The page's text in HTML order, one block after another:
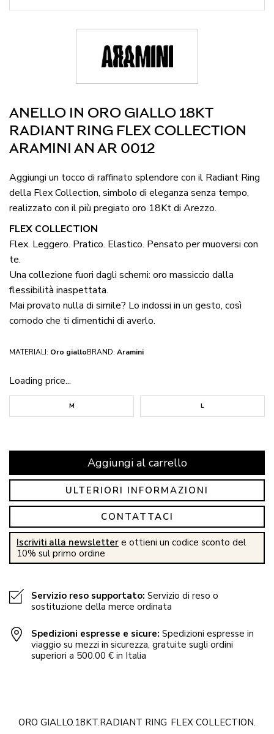
ANELLO IN ORO GIALLO 18KT
RADIANT RING FLEX COLLECTION
ARAMINI AN AR 0012
Aggiungi un tocco di raffinato splendore con il Radiant Ring
della Flex Collection, simbolo di eleganza senza tempo,
realizzato con il più pregiato oro 18Kt di Arezzo.
FLEX COLLECTION
Flex. Leggero. Pratico. Elastico. Pensato per muoversi con
te.
Una collezione fuori dagli schemi: oro massiccio dalla
flessibilità inaspettata.
Mai provato nulla di simile? Lo indossi in un gesto, così
comodo che ti dimentichi di averlo.
MATERIALI: Oro gialloBRAND: Aramini
Loading price...
M L
Aggiungi al carrello
ULTERIORI INFORMAZIONI
CONTATTACI
Iscriviti alla newsletter e ottieni un codice sconto del
10% sul primo ordine
Servizio reso supportato: Servizio di reso o
sostituzione della merce ordinata
Spedizioni espresse e sicure: Spedizioni espresse in
viaggio su mezzi in sicurezza, gratuite sugli ordini
superiori a 500.00 € in Italia
ORO GIALLO.18KT.RADIANT RING FLEX COLLECTION.